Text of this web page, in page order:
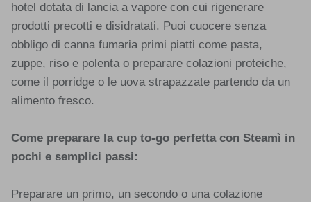
hotel dotata di lancia a vapore con cui rigenerare
prodotti precotti e disidratati. Puoi cuocere senza
obbligo di canna fumaria primi piatti come pasta,
zuppe, riso e polenta o preparare colazioni proteiche,
come il porridge o le uova strapazzate partendo da un
alimento fresco.
Come preparare la cup to-go perfetta con Steamì in
pochi e semplici passi:
Preparare un primo, un secondo o una colazione